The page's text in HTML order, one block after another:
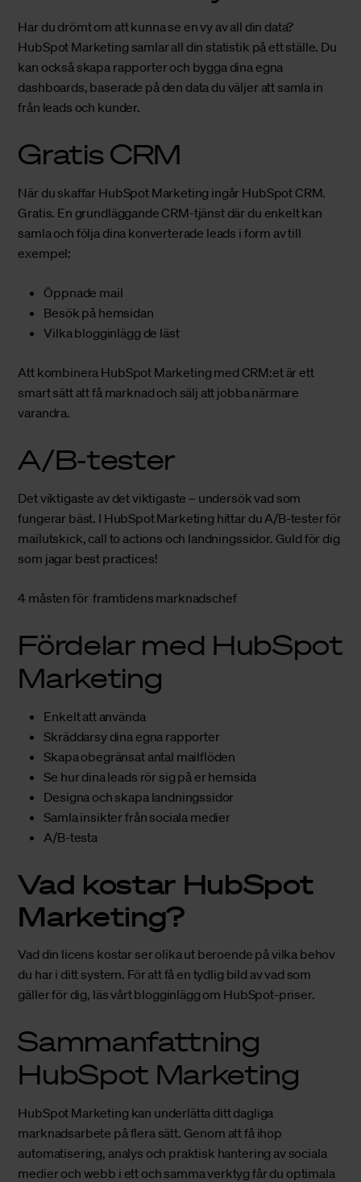
Har du drömt om att kunna se en vy av all din data?
HubSpot Marketing samlar all din statistik på ett ställe. Du
kan också skapa rapporter och bygga dina egna
dashboards, baserade på den data du väljer att samla in
från leads och kunder.
Gratis CRM
När du skaffar HubSpot Marketing ingår HubSpot CRM.
Gratis. En grundläggande CRM-tjänst där du enkelt kan
samla och följa dina konverterade leads i form av till
exempel:
Öppnade mail
Besök på hemsidan
Vilka blogginlägg de läst
Att kombinera HubSpot Marketing med CRM:et är ett
smart sätt att få marknad och sälj att jobba närmare
varandra.
A/B-tester
Det viktigaste av det viktigaste – undersök vad som
fungerar bäst. I HubSpot Marketing hittar du A/B-tester för
mailutskick, call to actions och landningssidor. Guld för dig
som jagar best practices!
4 måsten förframtidens marknadschef
Fördelar med HubSpot
Marketing
Enkelt att använda
Skräddarsy dina egna rapporter
Skapa obegränsat antal mailflöden
Se hur dina leads rör sig på er hemsida
Designa och skapa landningssidor
Samla insikter från sociala medier
A/B-testa
Vad kostar HubSpot
Marketing?
Vad din licens kostar ser olika ut beroende på vilka behov
du har i ditt system. För att få en tydlig bild av vad som
gäller för dig, läs vårt blogginlägg om HubSpot-priser.
Sammanfattning
HubSpot Marketing
HubSpot Marketing kan underlätta ditt dagliga
marknadsarbete på flera sätt. Genom att få ihop
automatisering, analys och praktisk hantering av sociala
medier och webb i ett och samma verktyg får du optimala